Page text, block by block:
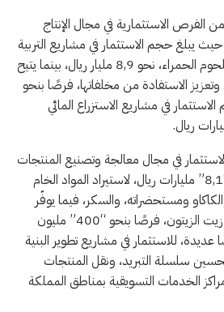
الفرص الاستثمارية في مجال الإنتاج
حيث يبلغ حجم الاستثمار في مشاريع التربية
المكثّفة للماشية، لتوفير اللحوم الحمراء، نحو 8,9 مليار ريال، بينما يتيح
وتعزيز الاستفادة من مخلفاتها، فرصًا بنحو
الاستثمار في مشاريع الاستزراع المائي
في مجال معالجة وتصنيع المنتجات
الزراعية، يتيح فرصًا بنحو “8,1” مليارات ريال، لاستيراد المواد الخام
ومستحضراته، والسكر، فيما يوفّر
الاستثمار في إنتاج وتصنيع زيت الزيتون، فرصًا بنحو “400” مليون
للاستثمار في مشاريع تطوير البنية
سلسلة التبريد، ونقل المنتجات
الخدمات التسويقية بمناطق المملكة